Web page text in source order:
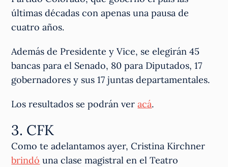
últimas décadas con apenas una pausa de
cuatro años.
Además de Presidente y Vice, se elegirán 45
bancas para el Senado, 80 para Diputados, 17
gobernadores y sus 17 juntas departamentales.
Los resultados se podrán veracá.
3. CFK
Como te adelantamos ayer, Cristina Kirchner
brindó una clase magistral en el Teatro